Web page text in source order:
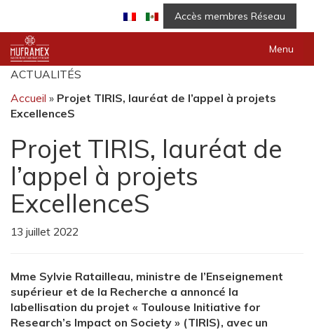
Accès membres Réseau
Menu
ACTUALITÉS
Accueil » Projet TIRIS, lauréat de l’appel à projets
ExcellenceS
Projet TIRIS, lauréat de
l’appel à projets
ExcellenceS
13 juillet 2022
Mme Sylvie Ratailleau, ministre de l’Enseignement
supérieur et de la Recherche a annoncé la
labellisation du projet « Toulouse Initiative for
Research’s Impact on Society » (TIRIS), avec un